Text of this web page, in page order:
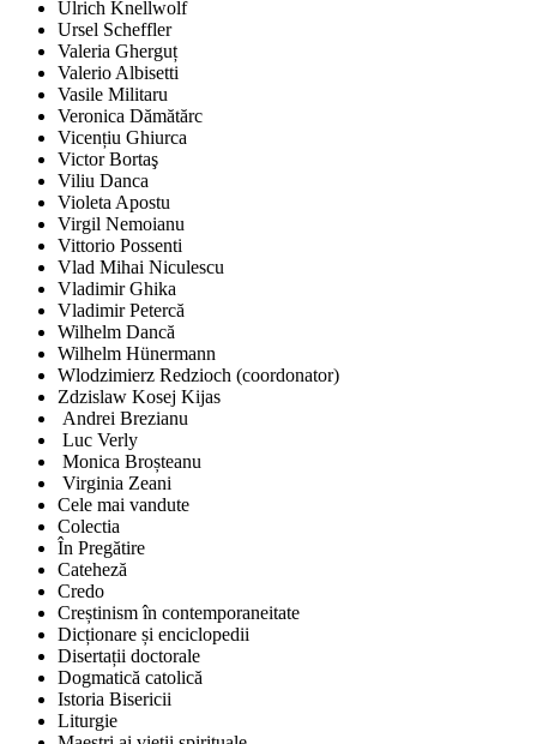
Ulrich Knellwolf
Ursel Scheffler
Valeria Gherguț
Valerio Albisetti
Vasile Militaru
Veronica Dămătărc
Vicențiu Ghiurca
Victor Bortaş
Viliu Danca
Violeta Apostu
Virgil Nemoianu
Vittorio Possenti
Vlad Mihai Niculescu
Vladimir Ghika
Vladimir Petercă
Wilhelm Dancă
Wilhelm Hünermann
Wlodzimierz Redzioch (coordonator)
Zdzislaw Kosej Kijas
Andrei Brezianu
Luc Verly
Monica Broșteanu
Virginia Zeani
Cele mai vandute
Colectia
În Pregătire
Cateheză
Credo
Creștinism în contemporaneitate
Dicționare și enciclopedii
Disertații doctorale
Dogmatică catolică
Istoria Bisericii
Liturgie